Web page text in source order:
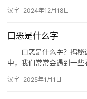
汉字 2024年12月18日
口恶是什么字
口恶是什么字？揭秘
中，我们常常会遇到一些
汉字 2025年1月1日